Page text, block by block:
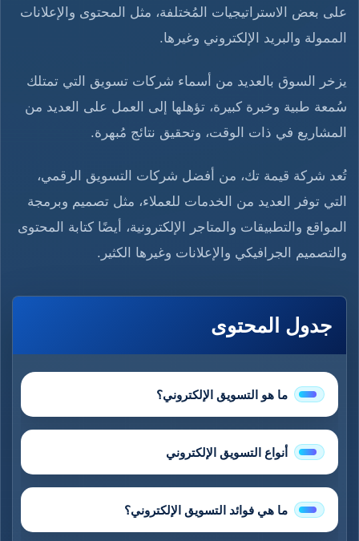
على بعض الاستراتيجيات المُختلفة، مثل المحتوى والإعلانات
الممولة والبريد الإلكتروني وغيرها.
يزخر السوق بالعديد من أسماء شركات تسويق التي تمتلك
سُمعة طبية وخبرة كبيرة، تؤهلها إلى العمل على العديد من
المشاريع في ذات الوقت، وتحقيق نتائج مُبهرة.
تُعد شركة قيمة تك، من أفضل شركات التسويق الرقمي،
التي توفر العديد من الخدمات للعملاء، مثل تصميم وبرمجة
المواقع والتطبيقات والمتاجر الإلكترونية، أيضًا كتابة المحتوى
والتصميم الجرافيكي والإعلانات وغيرها الكثير.
جدول المحتوى
ما هو التسويق الإلكتروني؟
أنواع التسويق الإلكتروني
ما هي فوائد التسويق الإلكتروني؟